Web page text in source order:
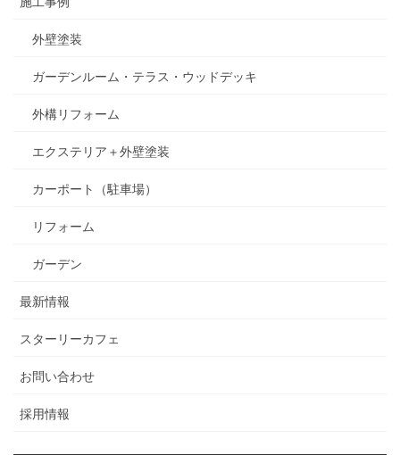
外壁塗装
ガーデンルーム・テラス・ウッドデッキ
外構リフォーム
エクステリア＋外壁塗装
カーポート（駐車場）
リフォーム
ガーデン
最新情報
スターリーカフェ
お問い合わせ
採用情報